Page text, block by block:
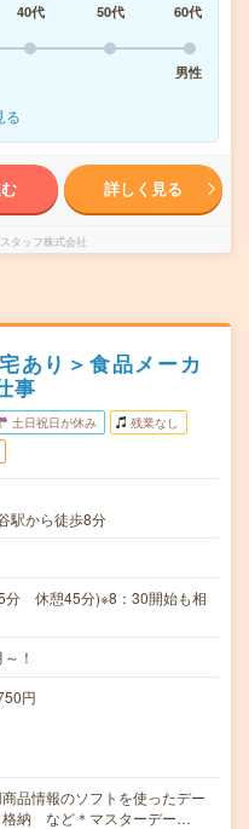
40代 50代
60代
男性
る
詳しく見る
タッフ株式会社
あり＞食品メーカ
事
土日祝日が休み 残業なし
駅から徒歩8分
分 休憩45分)※8：30開始も相
！
円
品情報のソフトを使ったデー
格納 など＊マスターデー…